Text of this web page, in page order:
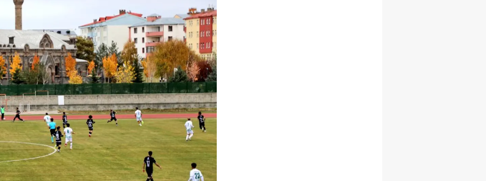
Zonguldak
Aksaray
Bayburt
Karaman
Kırıkkale
Batman
Şırnak